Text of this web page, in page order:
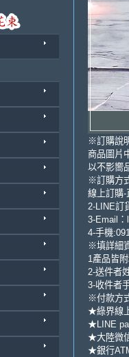
※訂購說
商品圖片
以不影嚮
※訂購方
線上訂購-
2-LINE訂
3-Email
4-手機
※填詳細
1產品皆
2-送件者
3-收件者
※付款方
★綠界線
★LINE
★大陸微
★銀行